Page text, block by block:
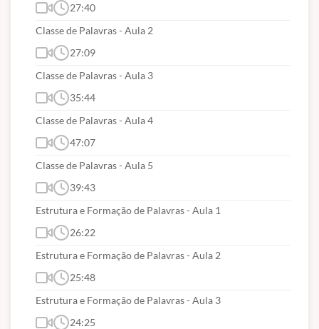
OBS:Neste curso NÃO haverá
emissão de CERTIFICADO !!!
Suporte Técnico via WhatsApp (91) 98395-3549
CONTEÚDOS ABORDADOS:
Conhecimentos Básicos
Língua Portuguesa
Leitura, compreensão e interpretação de textos.
Estruturação do texto e dos parágrafos. Articulação
do texto: pronomes e expressões referenciais,
nexos, operadores sequenciais. Significação
27:40
Classe de Palavras - Aula 2
27:09
Classe de Palavras - Aula 3
35:44
Classe de Palavras - Aula 4
47:07
Classe de Palavras - Aula 5
39:43
Estrutura e Formação de Palavras - Aula 1
26:22
Estrutura e Formação de Palavras - Aula 2
25:48
Estrutura e Formação de Palavras - Aula 3
24:25